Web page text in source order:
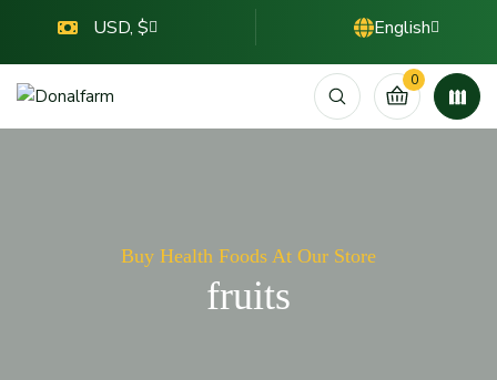
USD, $ English
0
Buy Health Foods At Our Store
fruits